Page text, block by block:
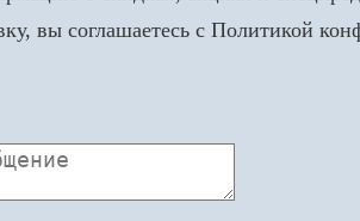
вы соглашаетесь с Политикой